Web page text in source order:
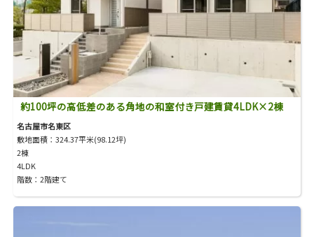
約100坪の高低差のある角地の和室付き戸建賃貸4LDK×2棟
名古屋市名東区
敷地面積：324.37平米(98.12坪)
2棟
4LDK
階数：2階建て